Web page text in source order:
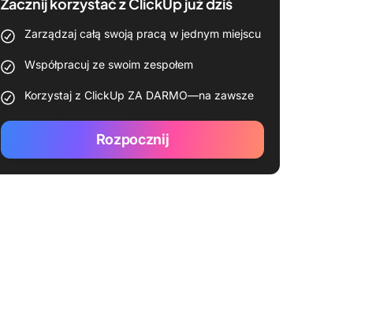
Zarządzaj całą swoją pracą w jednym miejscu
Współpracuj ze swoim zespołem
Korzystaj z ClickUp ZA DARMO—na zawsze
Rozpocznij